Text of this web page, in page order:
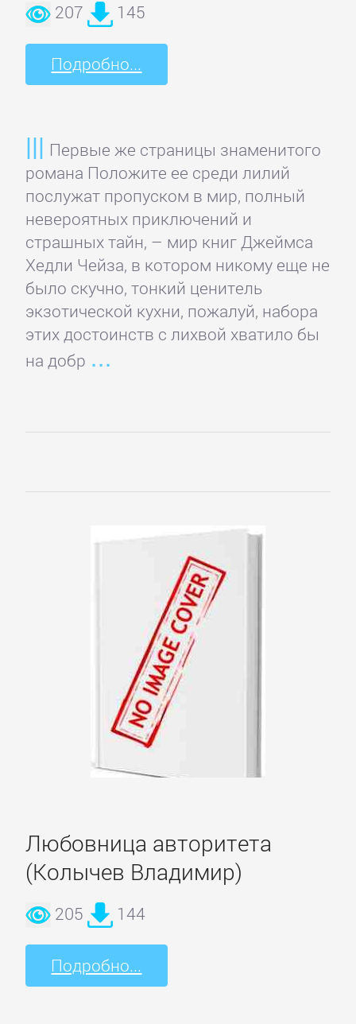
207 145
Подробно...
Первые же страницы знаменитого
романа Положите ее среди лилий
послужат пропуском в мир, полный
невероятных приключений и
страшных тайн, – мир книг Джеймса
Хедли Чейза, в котором никому еще не
было скучно, тонкий ценитель
экзотической кухни, пожалуй, набора
этих достоинств с лихвой хватило бы
на добр
Любовница авторитета
(Колычев Владимир)
205 144
Подробно...
КЛАССИКА
Древневосточная
литература
Зарубежная
классика
Классическая
проза
Литература
20
литература
литература:
прочее
КОМПЬЮТЕРНАЯ
ЛИТЕРАТУРА